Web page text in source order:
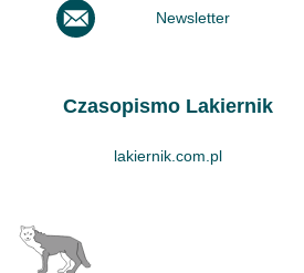
Newsletter
Czasopismo Lakiernik
lakiernik.com.pl